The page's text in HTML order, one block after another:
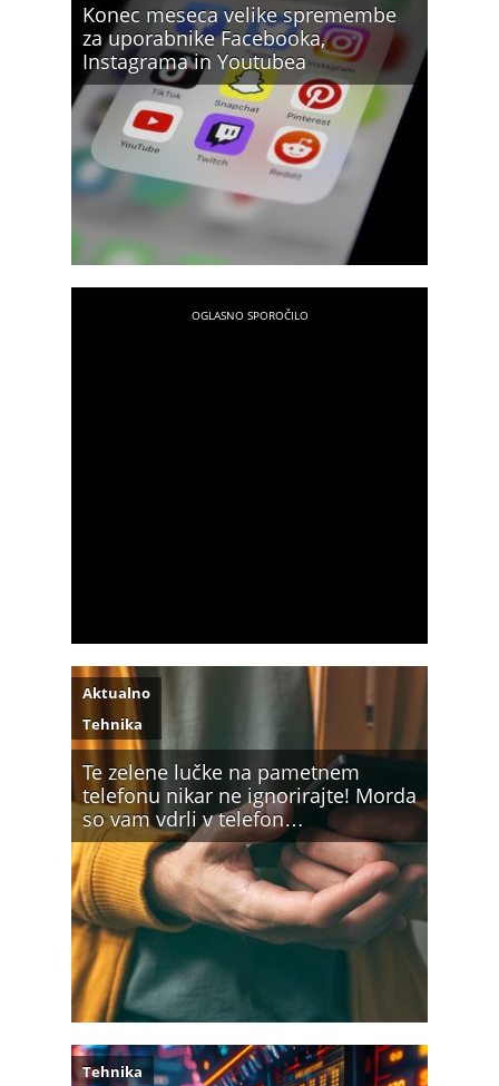
Konec meseca velike spremembe
za uporabnike Facebooka,
Instagrama in Youtubea
Te zelene lučke na pametnem
telefonu nikar ne ignorirajte! Morda
so vam vdrli v telefon…
Aktualno
Tehnika
Tehnika